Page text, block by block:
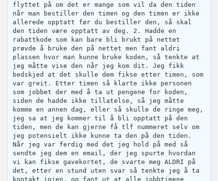
flyttet på om det er mange som vil da den tiden
når man bestiller den timen og den timen er ikke
allerede opptatt før du bestiller den, så skal
den tiden være opptatt av deg. 2. Hadde en
rabattkode som kan bare bli brukt på nettet
prøvde å bruke den på nettet men fant aldri
plassen hvor man kunne bruke koden, så tenkte at
jeg måtte vise den når jeg kom dit. Jeg fikk
bedskjed at det skulle dem fikse etter timen, som
var greit. Etter timen så klarte ikke personen
som jobbet der med å ta ut pengene for koden,
siden de hadde ikke tillatelse, så jeg måtte
komme en annen dag, eller så skulle de ringe meg,
jeg sa at jeg kommer til å bli opptatt på den
tiden, men de kan gjerne få tlf nummeret selv om
jeg potensielt ikke kunne ta den på den tiden.
Når jeg var ferdig med det jeg hold på med så
sendte jeg dem en email, der jeg spurte hvordan
vi kan fikse gavekortet, de svarte meg ALDRI på
det, etter en stund uten svar så tenkte jeg å ta
kontakt igjen, og fant ut at alle jobbtimene